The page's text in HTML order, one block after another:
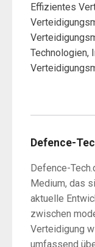
Effizientes
Technologien,
Defence-
Defence-
Medium, das
aktuelle
zwischen
Verteidigung
umfassend